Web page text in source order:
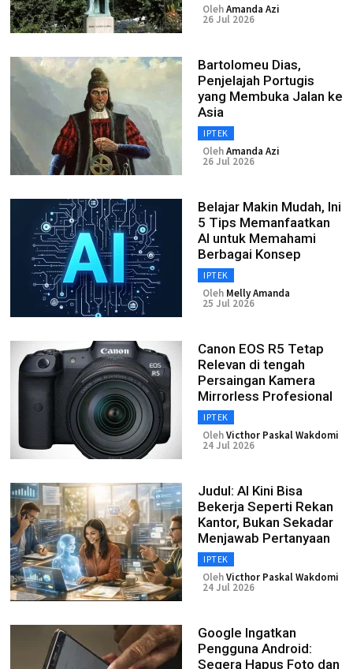
OlehAmanda Azi
26 Jul 2026
Bartolomeu Dias,
Penjelajah Portugis
yang Membuka Jalan ke
Asia
IPTEK
OlehAmanda Azi
26 Jul 2026
Belajar Makin Mudah, Ini
5 Tips Memanfaatkan
AI untuk Memahami
Berbagai Konsep
IPTEK
Oleh Melly Amanda
25 Jul 2026
Canon EOS R5 Tetap
Relevan di tengah
Persaingan Kamera
Mirrorless Profesional
IPTEK
OlehVicthor Paskal Wakdomi
24 Jul 2026
Judul: AI Kini Bisa
Bekerja Seperti Rekan
Kantor, Bukan Sekadar
Menjawab Pertanyaan
IPTEK
OlehVicthor Paskal Wakdomi
24 Jul 2026
Google Ingatkan
Pengguna Android:
Segera Hapus Foto dan